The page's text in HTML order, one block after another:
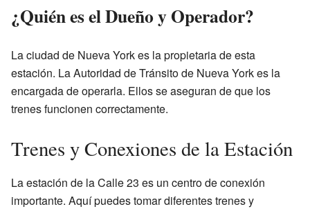
¿Quién es el Dueño y Operador?
La ciudad de Nueva York es la propietaria de esta
estación. La Autoridad de Tránsito de Nueva York es la
encargada de operarla. Ellos se aseguran de que los
trenes funcionen correctamente.
Trenes y Conexiones de la Estación
La estación de la Calle 23 es un centro de conexión
importante. Aquí puedes tomar diferentes trenes y